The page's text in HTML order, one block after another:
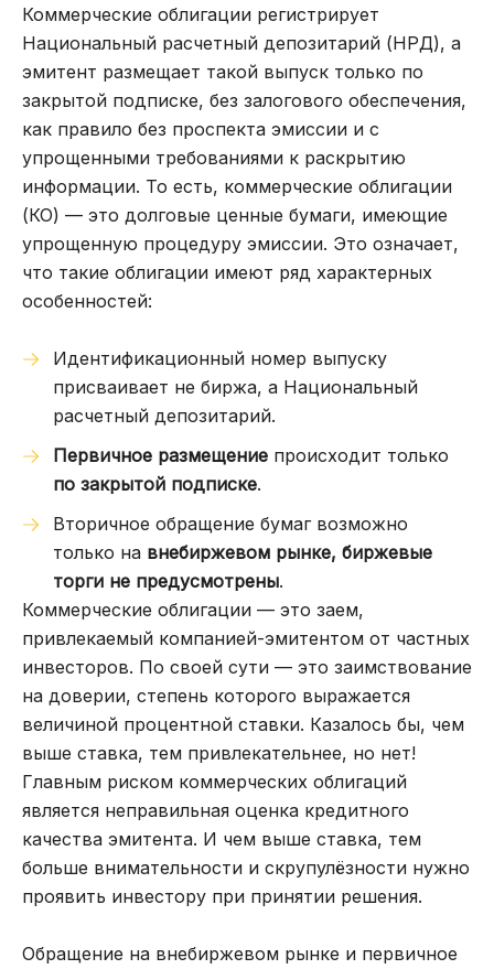
Коммерческие облигации регистрирует
Национальный расчетный депозитарий (НРД), а
эмитент размещает такой выпуск только по
закрытой подписке, без залогового обеспечения,
как правило без проспекта эмиссии и с
упрощенными требованиями к раскрытию
информации. То есть, коммерческие облигации
(КО) — это долговые ценные бумаги, имеющие
упрощенную процедуру эмиссии. Это означает,
что такие облигации имеют ряд характерных
особенностей:
Идентификационный номер выпуску
присваивает не биржа, а Национальный
расчетный депозитарий.
Первичное размещение происходит только
по закрытой подписке.
Вторичное обращение бумаг возможно
только на внебиржевом рынке, биржевые
торги не предусмотрены.
Коммерческие облигации — это заем,
привлекаемый компанией-эмитентом от частных
инвесторов. По своей сути — это заимствование
на доверии, степень которого выражается
величиной процентной ставки. Казалось бы, чем
выше ставка, тем привлекательнее, но нет!
Главным риском коммерческих облигаций
является неправильная оценка кредитного
качества эмитента. И чем выше ставка, тем
больше внимательности и скрупулёзности нужно
проявить инвестору при принятии решения.
Обращение на внебиржевом рынке и первичное